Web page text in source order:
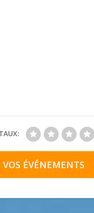
VOS ÉVÉNEMENTS